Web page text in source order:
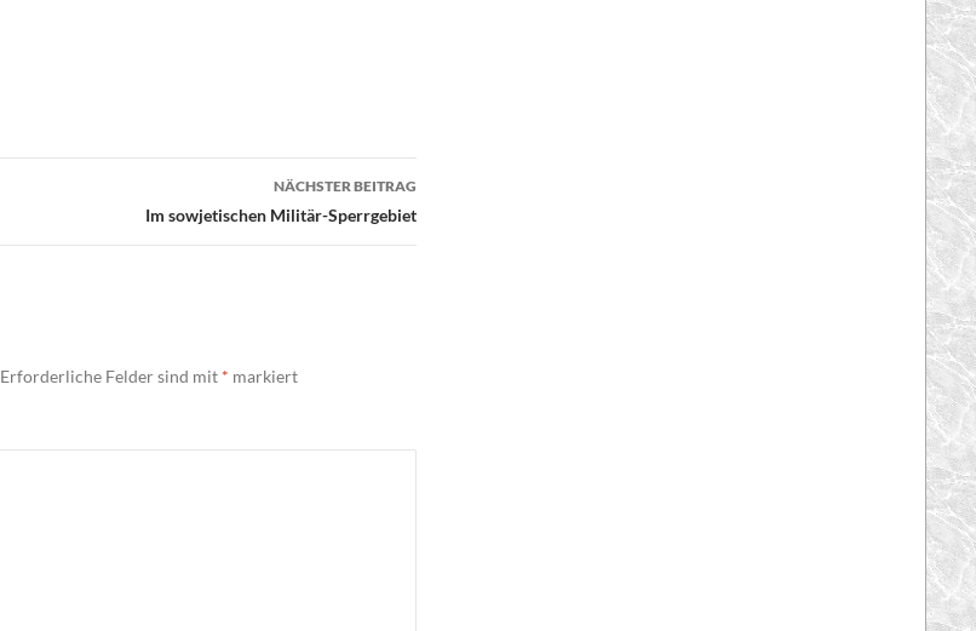
NÄCHSTER BEITRAG
Im sowjetischen Militär-Sperrgebiet
Erforderliche Felder sind mit * markiert